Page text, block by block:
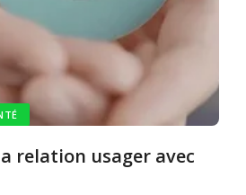
relation usager avec